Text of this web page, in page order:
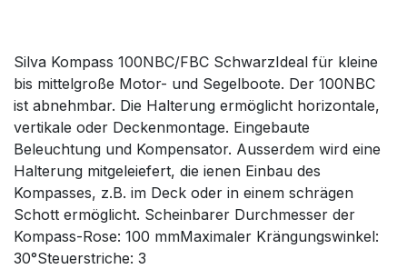
Silva Kompass 100NBC/FBC SchwarzIdeal für kleine
bis mittelgroße Motor- und Segelboote. Der 100NBC
ist abnehmbar. Die Halterung ermöglicht horizontale,
vertikale oder Deckenmontage. Eingebaute
Beleuchtung und Kompensator. Ausserdem wird eine
Halterung mitgeleiefert, die ienen Einbau des
Kompasses, z.B. im Deck oder in einem schrägen
Schott ermöglicht. Scheinbarer Durchmesser der
Kompass-Rose: 100 mmMaximaler Krängungswinkel:
30°Steuerstriche: 3